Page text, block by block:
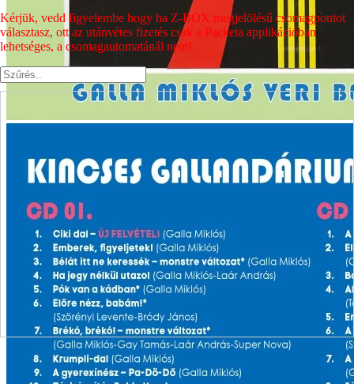
Kérjük, vedd figyelembe hogy ha Z-BOX megjelölésű csomagpontot
választasz, ott az utánvétes fizetés csak a Packeta applikációban
lehetséges, a csomagautomatánál nem!